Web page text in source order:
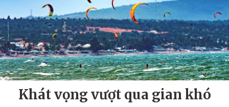
Khát vọng vượt qua gian khó